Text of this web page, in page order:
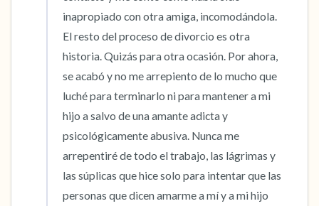
inapropiado con otra amiga, incomodándola.
El resto del proceso de divorcio es otra
historia. Quizás para otra ocasión. Por ahora,
se acabó y no me arrepiento de lo mucho que
luché para terminarlo ni para mantener a mi
hijo a salvo de una amante adicta y
psicológicamente abusiva. Nunca me
arrepentiré de todo el trabajo, las lágrimas y
las súplicas que hice solo para intentar que las
personas que dicen amarme a mí y a mi hijo